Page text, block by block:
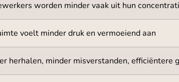
worden minder vaak uit hun
voelt minder druk en vermoeiend aan
herhalen, minder misverstanden, efficiëntere